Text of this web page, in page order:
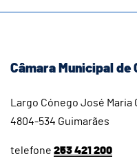
Câmara Municipal de
Largo Cónego José Maria
4804-534 Guimarães
telefone 253 421 200